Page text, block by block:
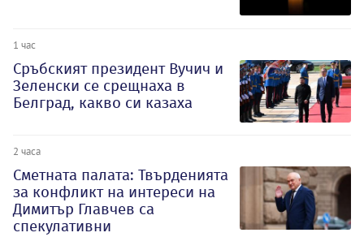
1 час
Сръбският президент Вучич и
Зеленски се срещнаха в
Белград, какво си казаха
2 часа
Сметната палата: Твърденията
за конфликт на интереси на
Димитър Главчев са
спекулативни